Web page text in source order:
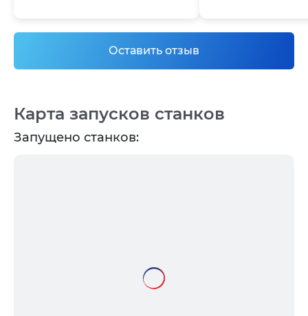
Карта запусков станков
Запущено станков:
Оставить отзыв